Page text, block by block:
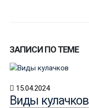
ЗАПИСИ ПО ТЕМЕ
15.04.2024
Виды кулачков